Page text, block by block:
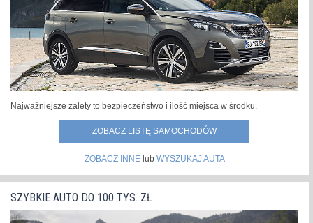
Najważniejsze zalety to bezpieczeństwo i ilość miejsca w środku.
ZOBACZ LISTĘ SAMOCHODÓW
ZOBACZ INNElub WYSZUKAJ AUTA
SZYBKIE AUTO DO 100 TYS. ZŁ